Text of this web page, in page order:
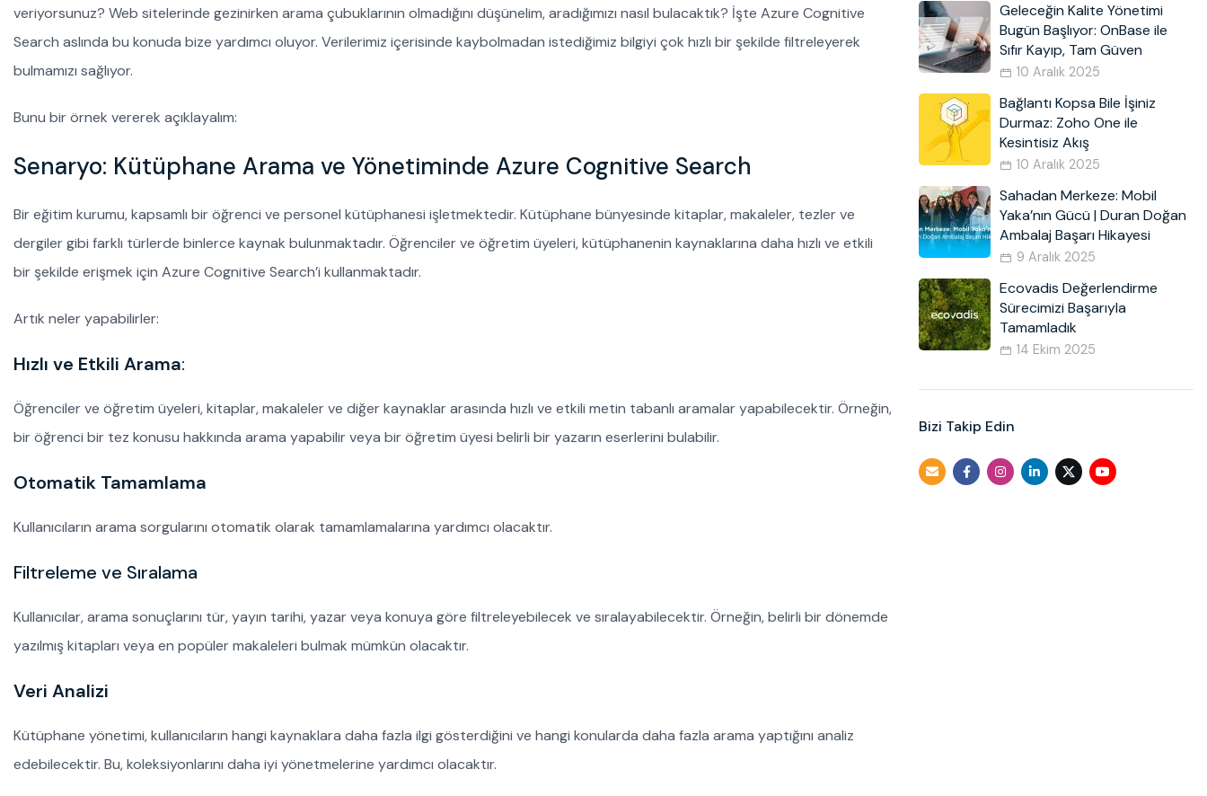
veriyorsunuz? Web sitelerinde gezinirken arama çubuklarının olmadığını düşünelim, aradığımızı nasıl bulacaktık? İşte Azure Cognitive
Search aslında bu konuda bize yardımcı oluyor. Verilerimiz içerisinde kaybolmadan istediğimiz bilgiyi çok hızlı bir şekilde filtreleyerek
bulmamızı sağlıyor.
Bunu bir örnek vererek açıklayalım:
Senaryo: Kütüphane Arama ve Yönetiminde Azure Cognitive Search
Bir eğitim kurumu, kapsamlı bir öğrenci ve personel kütüphanesi işletmektedir. Kütüphane bünyesinde kitaplar, makaleler, tezler ve
dergiler gibi farklı türlerde binlerce kaynak bulunmaktadır. Öğrenciler ve öğretim üyeleri, kütüphanenin kaynaklarına daha hızlı ve etkili
bir şekilde erişmek için Azure Cognitive Search’i kullanmaktadır.
Artık neler yapabilirler:
Hızlı ve Etkili Arama:
Öğrenciler ve öğretim üyeleri, kitaplar, makaleler ve diğer kaynaklar arasında hızlı ve etkili metin tabanlı aramalar yapabilecektir. Örneğin,
bir öğrenci bir tez konusu hakkında arama yapabilir veya bir öğretim üyesi belirli bir yazarın eserlerini bulabilir.
Otomatik Tamamlama
Kullanıcıların arama sorgularını otomatik olarak tamamlamalarına yardımcı olacaktır.
Filtreleme ve Sıralama
Kullanıcılar, arama sonuçlarını tür, yayın tarihi, yazar veya konuya göre filtreleyebilecek ve sıralayabilecektir. Örneğin, belirli bir dönemde
yazılmış kitapları veya en popüler makaleleri bulmak mümkün olacaktır.
Veri Analizi
Kütüphane yönetimi, kullanıcıların hangi kaynaklara daha fazla ilgi gösterdiğini ve hangi konularda daha fazla arama yaptığını analiz
edebilecektir. Bu, koleksiyonlarını daha iyi yönetmelerine yardımcı olacaktır.
Geleceğin Kalite Yönetimi
Bugün Başlıyor: OnBase ile
Sıfır Kayıp, Tam Güven
10 Aralık 2025
Bağlantı Kopsa Bile İşiniz
Durmaz: Zoho One ile
Kesintisiz Akış
10 Aralık 2025
Sahadan Merkeze: Mobil
Yaka’nın Gücü | Duran Doğan
Ambalaj Başarı Hikayesi
9 Aralık 2025
Ecovadis Değerlendirme
Sürecimizi Başarıyla
Tamamladık
14 Ekim 2025
Bizi Takip Edin